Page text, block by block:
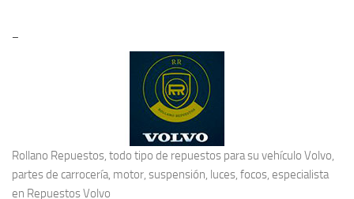
–
Rollano Repuestos, todo tipo de repuestos para su vehículo Volvo,
partes de carrocería, motor, suspensión, luces, focos, especialista
en Repuestos Volvo